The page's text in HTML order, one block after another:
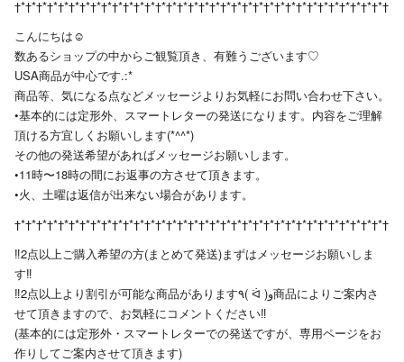
†*†*†*†*†*†*†*†*†*†*†*†*†*†*†*†*†*†*†*†*†*†*†*†*†*†*†*†*†*†*†*†*†*†*†
こんにちは☺︎
数あるショップの中からご観覧頂き、有難うございます♡
USA商品が中心です.:*
商品等、気になる点などメッセージよりお気軽にお問い合わせ下さい。
•基本的には定形外、スマートレターの発送になります。内容をご理解
頂ける方宜しくお願いします(*^^*)
その他の発送希望があればメッセージお願いします。
•11時〜18時の間にお返事の方させて頂きます。
•火、土曜は返信が出来ない場合があります。
†*†*†*†*†*†*†*†*†*†*†*†*†*†*†*†*†*†*†*†*†*†*†*†*†*†*†*†*†*†*†*†*†*†*†
‼︎2点以上ご購入希望の方(まとめて発送)まずはメッセージお願いしま
す‼︎
‼︎2点以上より割引が可能な商品があります٩( ᐛ )و商品によりご案内さ
せて頂きますので、お気軽にコメントください‼︎
(基本的には定形外・スマートレターでの発送ですが、専用ページをお
作りしてご案内させて頂きます)